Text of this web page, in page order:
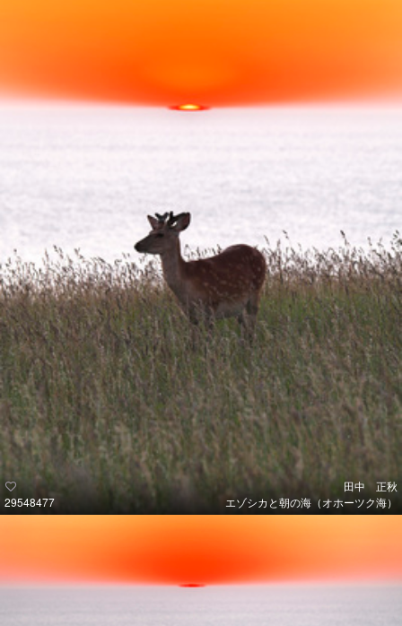
29548477
田中 正秋
エゾシカと朝の海（オホーツク海）